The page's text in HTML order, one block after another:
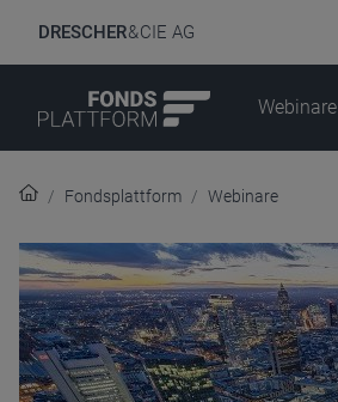
DRESCHER& CIE AG
Webinare
Fondsplattform Webinare